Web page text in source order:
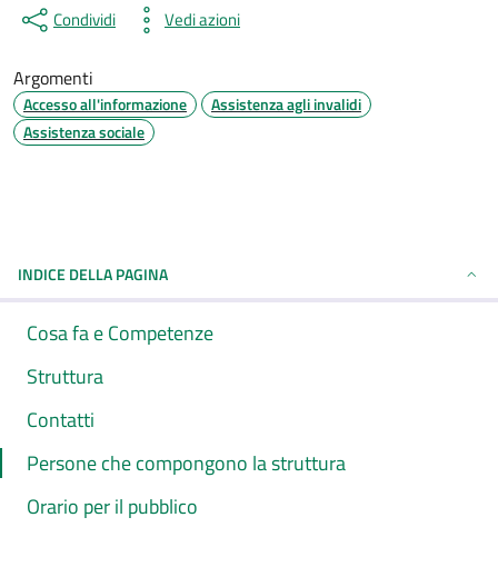
Condividi Vedi azioni
Argomenti
Accesso all'informazione
Assistenza agli invalidi
Assistenza sociale
INDICE DELLA PAGINA
Cosa fa e Competenze
Struttura
Contatti
Persone che compongono la struttura
Orario per il pubblico